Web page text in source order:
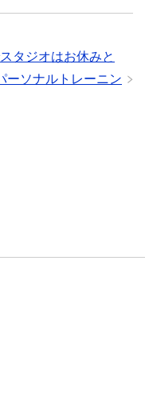
タジオはお休みと
ソナルトレーニン